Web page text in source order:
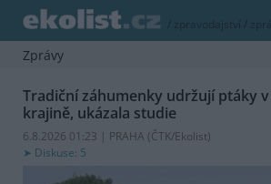
/ zpravodajství /
Zprávy
Tradiční záhumenky udržují ptáky
krajině, ukázala studie
6.8.2026 01:23 | PRAHA (ČTK/Ekolist)
Diskuse: 5